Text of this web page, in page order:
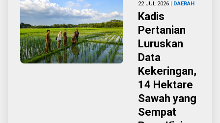
22 JUL 2026 | DAERAH
Kadis
Pertanian
Luruskan
Data
Kekeringan,
14 Hektare
Sawah yang
Sempat